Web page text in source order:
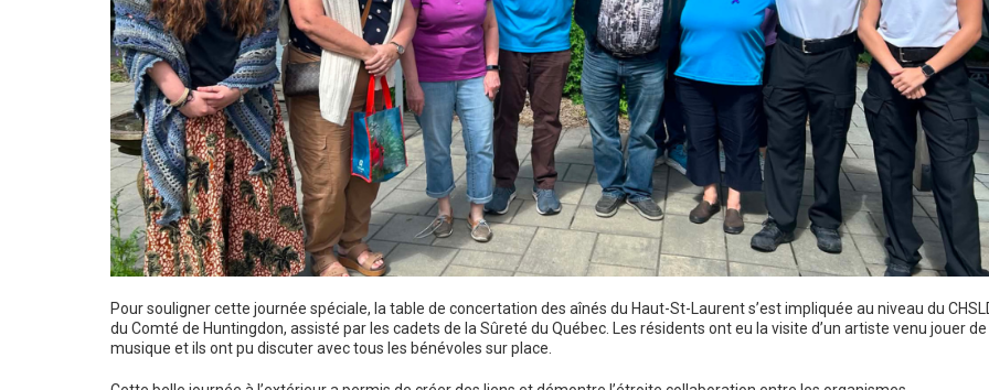
Pour souligner cette journée spéciale, la table de concertation des aînés du Haut-St-Laurent s’est impliquée au niveau du
du Comté de Huntingdon, assisté par les cadets de la Sûreté du Québec. Les résidents ont eu la visite d’un artiste venu jouer de
musique et ils ont pu discuter avec tous les bénévoles sur place.